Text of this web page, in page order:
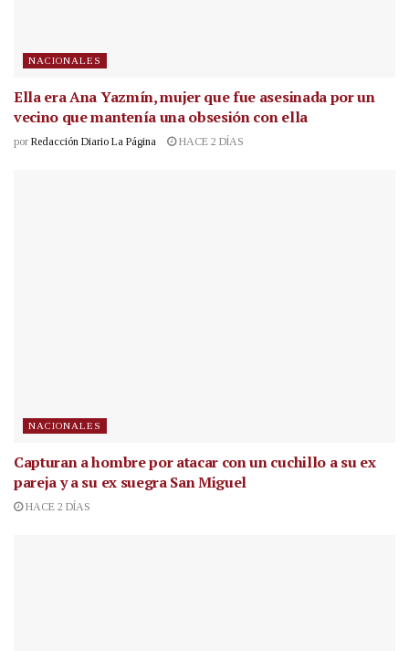
NACIONALES
Ella era Ana Yazmín, mujer que fue asesinada por un
vecino que mantenía una obsesión con ella
por Redacción Diario La Página HACE 2 DÍAS
NACIONALES
Capturan a hombre por atacar con un cuchillo a su ex
pareja y a su ex suegra San Miguel
HACE 2 DÍAS